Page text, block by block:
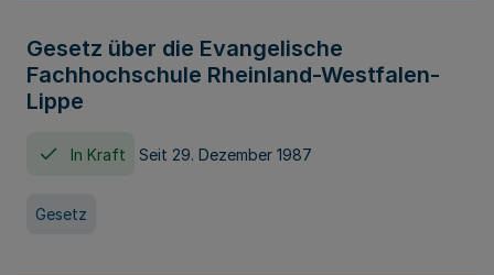
Gesetz über die Evangelische
Fachhochschule Rheinland-Westfalen-
Lippe
In Kraft Seit 29. Dezember 1987
Gesetz